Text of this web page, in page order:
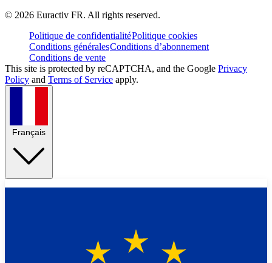
© 2026 Euractiv FR. All rights reserved.
Politique de confidentialitéPolitique cookies
Conditions généralesConditions d’abonnement
Conditions de vente
This site is protected by reCAPTCHA, and the Google Privacy
Policy and Terms of Service apply.
Français